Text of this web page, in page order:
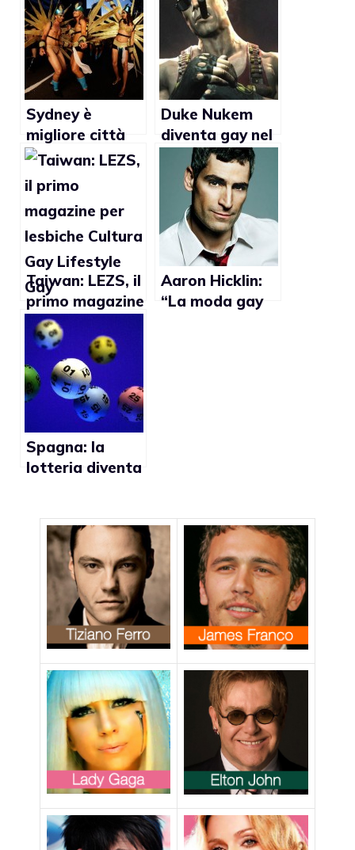
Sydney è
migliore città
turistica
secondo il
popolo lgbt
Duke Nukem
diventa gay nel
prossimo
videogame?
Taiwan: LEZS, il
primo magazine
per lesbiche
Aaron Hicklin:
“La moda gay
Spagna: la
lotteria diventa